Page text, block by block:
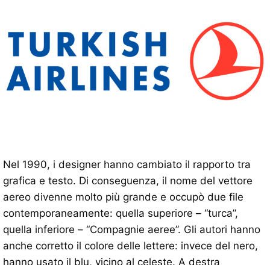
Nel 1990, i designer hanno cambiato il rapporto tra
grafica e testo. Di conseguenza, il nome del vettore
aereo divenne molto più grande e occupò due file
contemporaneamente: quella superiore – “turca”,
quella inferiore – “Compagnie aeree”. Gli autori hanno
anche corretto il colore delle lettere: invece del nero,
hanno usato il blu, vicino al celeste. A destra